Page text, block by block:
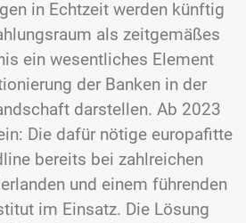
in Echtzeit werden künftig
als zeitgemäßes
ein wesentliches Element
der Banken in der
darstellen. Ab 2023
Die dafür nötige europafitte
bereits bei zahlreichen
und einem führenden
im Einsatz. Die Lösung